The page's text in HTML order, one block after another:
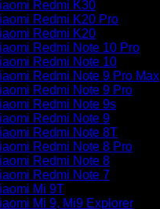
Redmi K30
Redmi K20 Pro
Redmi K20
Redmi Note 10 Pro
Redmi Note 10
Redmi Note 9 Pro Max
Redmi Note 9 Pro
Redmi Note 9s
Redmi Note 9
Redmi Note 8T
Redmi Note 8 Pro
Redmi Note 8
Redmi Note 7
Mi 9T
Mi 9, Mi9 Explorer